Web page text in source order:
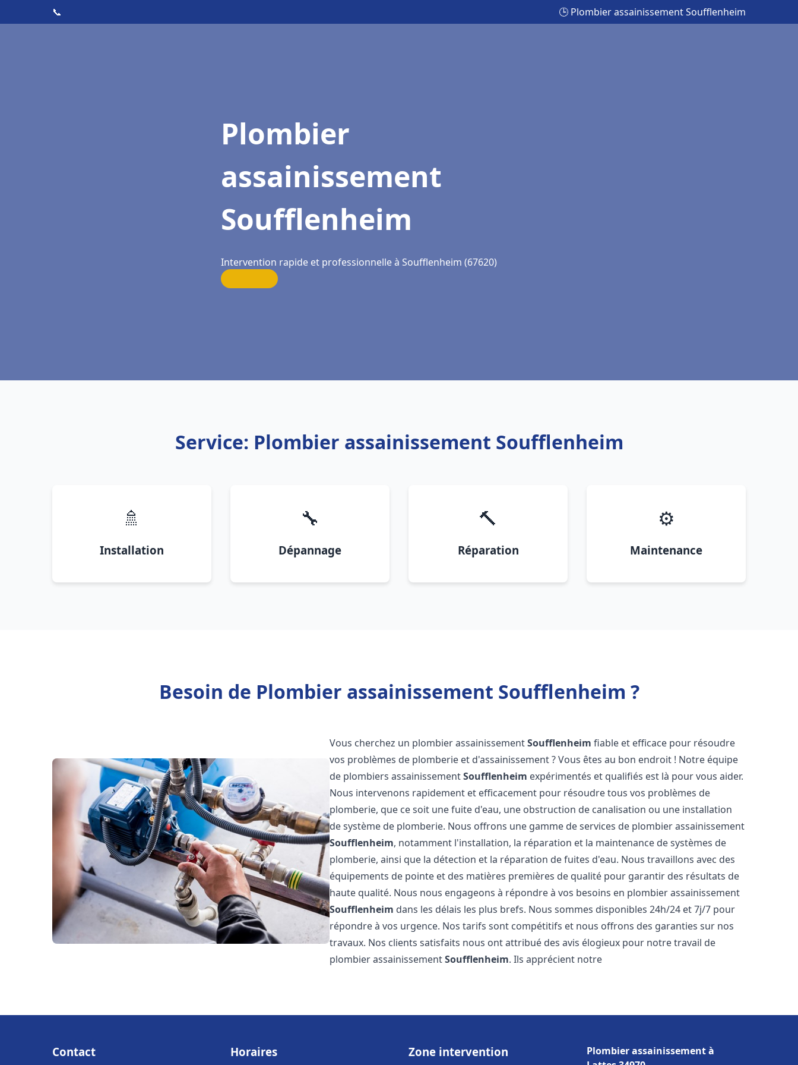
📞 🕒 Plombier assainissement Soufflenheim
Plombier
assainissement
Soufflenheim
Intervention rapide et professionnelle à Soufflenheim (67620)
Service: Plombier assainissement Soufflenheim
🚿
Installation
🔧
Dépannage
🔨
Réparation
⚙️
Maintenance
Besoin de Plombier assainissement Soufflenheim ?
Vous cherchez un plombier assainissementSoufflenheim fiable et efficace pour résoudre
vos problèmes de plomberie et d'assainissement ? Vous êtes au bon endroit ! Notre équipe
de plombiers assainissementSoufflenheim expérimentés et qualifiés est là pour vous aider.
Nous intervenons rapidement et efficacement pour résoudre tous vos problèmes de
plomberie, que ce soit une fuite d'eau, une obstruction de canalisation ou une installation
de système de plomberie. Nous offrons une gamme de services de plombier assainissement
Soufflenheim, notamment l'installation, la réparation et la maintenance de systèmes de
plomberie, ainsi que la détection et la réparation de fuites d'eau. Nous travaillons avec des
équipements de pointe et des matières premières de qualité pour garantir des résultats de
haute qualité. Nous nous engageons à répondre à vos besoins en plombier assainissement
Soufflenheim dans les délais les plus brefs. Nous sommes disponibles 24h/24 et 7j/7 pour
répondre à vos urgence. Nos tarifs sont compétitifs et nous offrons des garanties sur nos
travaux. Nos clients satisfaits nous ont attribué des avis élogieux pour notre travail de
plombier assainissementSoufflenheim. Ils apprécient notre
Contact Horaires Zone intervention
Plombier assainissement à